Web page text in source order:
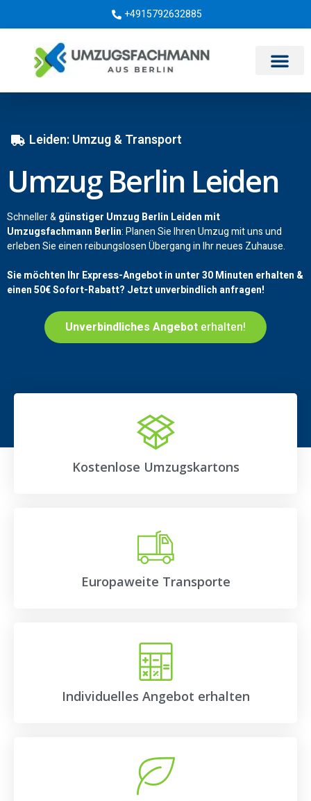
+4915792632885
Leiden: Umzug & Transport
Umzug Berlin Leiden
Schneller &günstiger Umzug Berlin Leiden mit
Umzugsfachmann Berlin: Planen Sie Ihren Umzug mit uns und
erleben Sie einen reibungslosen Übergang in Ihr neues Zuhause.
Sie möchten Ihr Express-Angebot in unter 30 Minuten erhalten &
einen50€Sofort-Rabatt? Jetzt unverbindlich anfragen!
Unverbindliches Angebot erhalten!
Kostenlose Umzugskartons
Europaweite Transporte
Individuelles Angebot erhalten